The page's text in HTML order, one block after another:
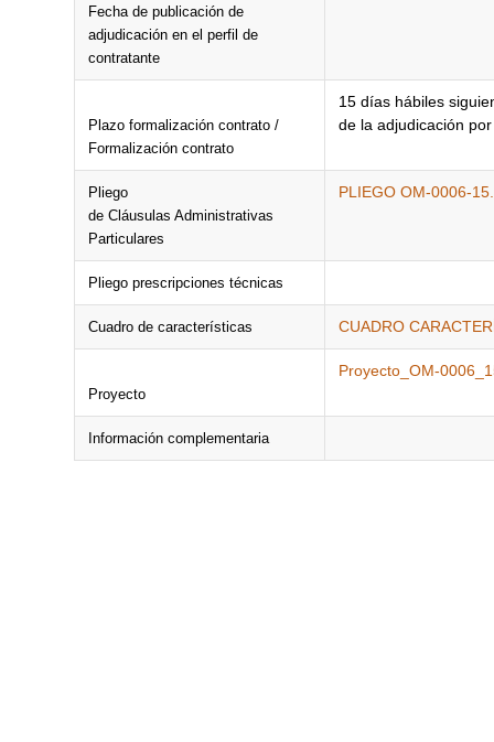
Fecha de publicación de
adjudicación en el perfil de
contratante
Plazo formalización contrato /
Formalización contrato
15 días hábiles
de la adjudicación
Pliego
de Cláusulas Administrativas
Particulares
PLIEGO OM-0006-
Pliego prescripciones técnicas
Cuadro de características CUADRO
Proyecto
Proyecto_OM-
Información complementaria